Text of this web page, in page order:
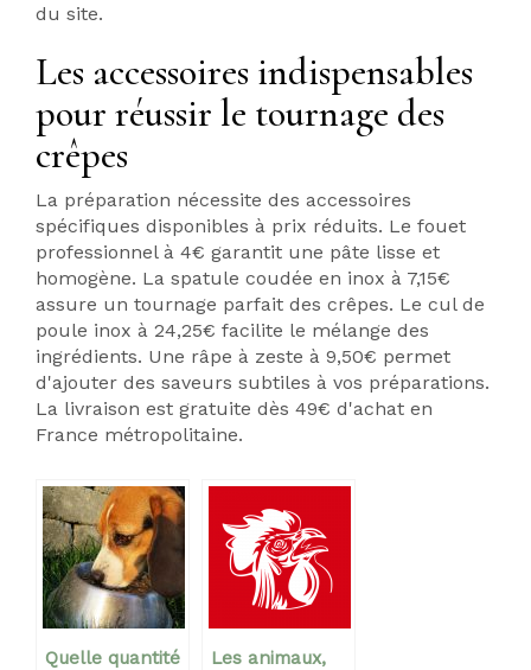
du site.
Les accessoires indispensables
pour réussir le tournage des
crêpes
La préparation nécessite des accessoires
spécifiques disponibles à prix réduits. Le fouet
professionnel à 4€ garantit une pâte lisse et
homogène. La spatule coudée en inox à 7,15€
assure un tournage parfait des crêpes. Le cul de
poule inox à 24,25€ facilite le mélange des
ingrédients. Une râpe à zeste à 9,50€ permet
d'ajouter des saveurs subtiles à vos préparations.
La livraison est gratuite dès 49€ d'achat en
France métropolitaine.
Quelle quantité
Les animaux,